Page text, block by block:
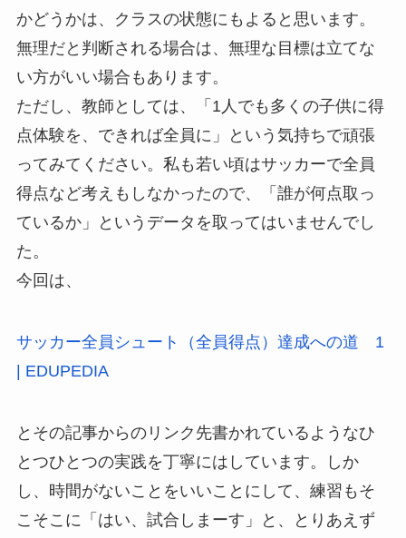
かどうかは、クラスの状態にもよると思います。
無理だと判断される場合は、無理な目標は立てな
い方がいい場合もあります。
ただし、教師としては、「1人でも多くの子供に得
点体験を、できれば全員に」という気持ちで頑張
ってみてください。私も若い頃はサッカーで全員
得点など考えもしなかったので、「誰が何点取っ
ているか」というデータを取ってはいませんでし
た。
今回は、
サッカー全員シュート（全員得点）達成への道 1
| EDUPEDIA
とその記事からのリンク先書かれているようなひ
とつひとつの実践を丁寧にはしています。しか
し、時間がないことをいいことにして、練習もそ
こそこに「はい、試合しまーす」と、とりあえず